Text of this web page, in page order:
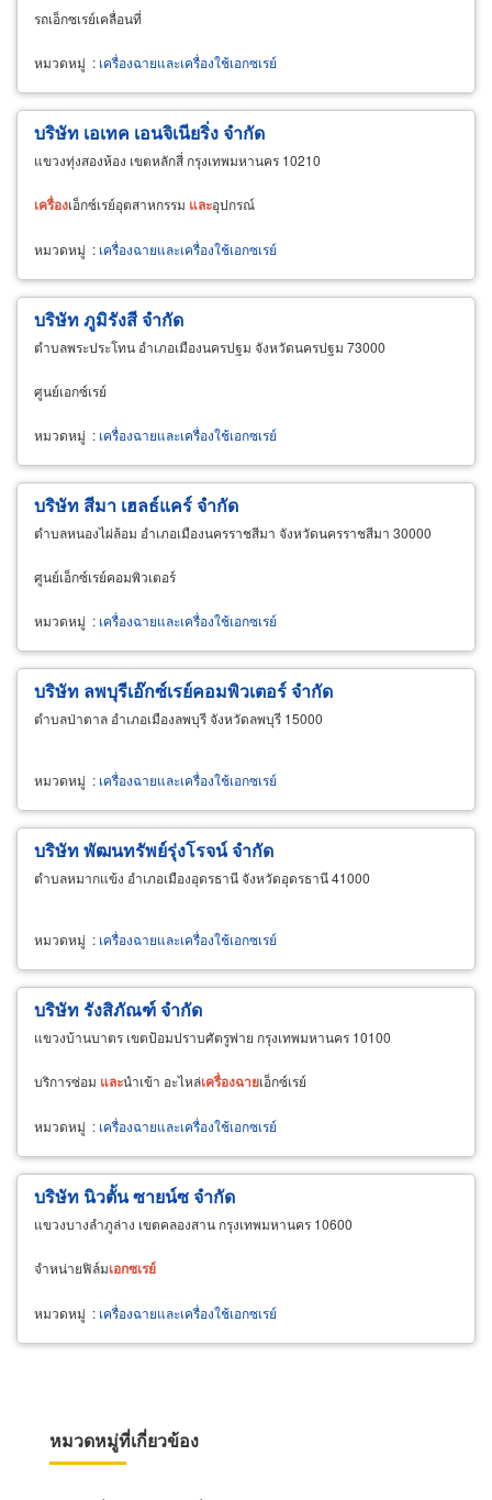
รถเอ็กซเรย์เคลื่อนที่
หมวดหมู่ : เครื่องฉายและเครื่องใช้เอกซเรย์
บริษัท เอเทค เอนจิเนียริ่ง จำกัด
แขวงทุ่งสองห้อง เขตหลักสี่ กรุงเทพมหานคร 10210
เครื่องเอ็กซ์เรย์อุตสาหกรรม และอุปกรณ์
หมวดหมู่ : เครื่องฉายและเครื่องใช้เอกซเรย์
บริษัท ภูมิรังสี จำกัด
ตำบลพระประโทน อำเภอเมืองนครปฐม จังหวัดนครปฐม 73000
ศูนย์เอกซ์เรย์
หมวดหมู่ : เครื่องฉายและเครื่องใช้เอกซเรย์
บริษัท สีมา เฮลธ์แคร์ จำกัด
ตำบลหนองไผ่ล้อม อำเภอเมืองนครราชสีมา จังหวัดนครราชสีมา 30000
ศูนย์เอ็กซ์เรย์คอมพิวเตอร์
หมวดหมู่ : เครื่องฉายและเครื่องใช้เอกซเรย์
บริษัท ลพบุรีเอ๊กซ์เรย์คอมพิวเตอร์ จำกัด
ตำบลป่าตาล อำเภอเมืองลพบุรี จังหวัดลพบุรี 15000
หมวดหมู่ : เครื่องฉายและเครื่องใช้เอกซเรย์
บริษัท พัฒนทรัพย์รุ่งโรจน์ จำกัด
ตำบลหมากแข้ง อำเภอเมืองอุดรธานี จังหวัดอุดรธานี 41000
หมวดหมู่ : เครื่องฉายและเครื่องใช้เอกซเรย์
บริษัท รังสิภัณฑ์ จำกัด
แขวงบ้านบาตร เขตป้อมปราบศัตรูพ่าย กรุงเทพมหานคร 10100
บริการซ่อม และนำเข้า อะไหล่เครื่องฉายเอ็กซ์เรย์
หมวดหมู่ : เครื่องฉายและเครื่องใช้เอกซเรย์
บริษัท นิวตั้น ซายน์ซ จำกัด
แขวงบางลำภูล่าง เขตคลองสาน กรุงเทพมหานคร 10600
จำหน่ายฟิล์มเอกซเรย์
หมวดหมู่ : เครื่องฉายและเครื่องใช้เอกซเรย์
หมวดหมู่ที่เกี่ยวข้อง